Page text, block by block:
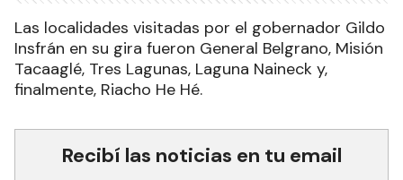
Las localidades visitadas por el gobernador Gildo
Insfrán en su gira fueron General Belgrano, Misión
Tacaaglé, Tres Lagunas, Laguna Naineck y,
finalmente, Riacho He Hé.
Recibí las noticias en tu email